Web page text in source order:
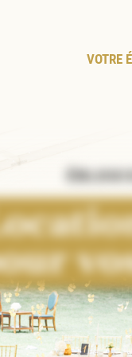
VOTRE